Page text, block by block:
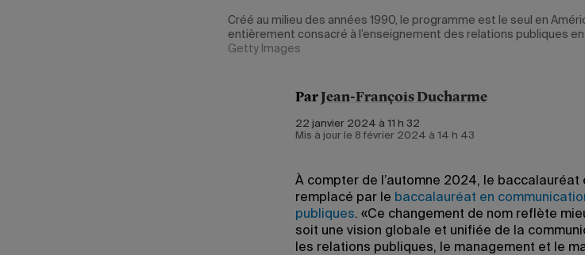
Créé au milieu des années 1990, le programme est le seul en
entièrement consacré à l’enseignement des relations publiques
Getty Images
ParJean-François Ducharme
22 janvier 2024 à 11 h 32
Mis à jour le 8 février 2024 à 14 h 43
À compter de l’automne 2024, le
remplacé par le baccalauréat en
publiques. «Ce changement de nom reflète
soit une vision globale et unifiée de la
les relations publiques, le management et le